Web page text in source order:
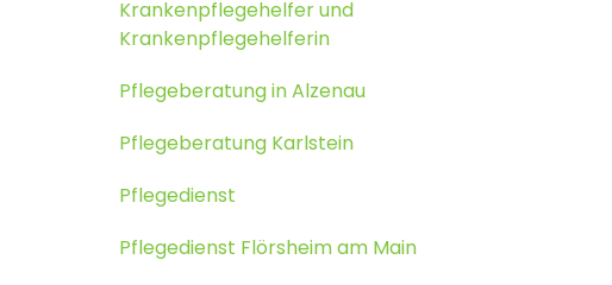
Krankenpflegehelfer und
Krankenpflegehelferin
Pflegeberatung in Alzenau
Pflegeberatung Karlstein
Pflegedienst
Pflegedienst Flörsheim am Main